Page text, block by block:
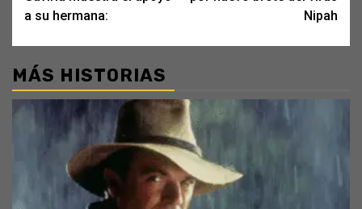
a su hermana:
Nipah
MÁS HISTORIAS